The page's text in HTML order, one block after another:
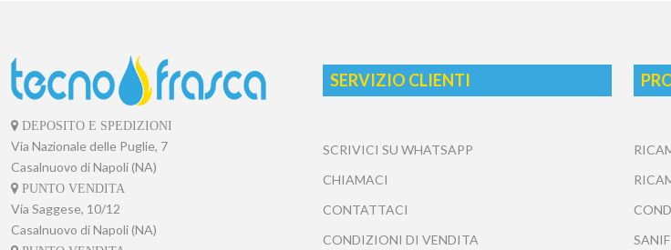
DEPOSITO E SPEDIZIONI
Via Nazionale delle Puglie, 7
Casalnuovo di Napoli (NA)
PUNTO VENDITA
Via Saggese, 10/12
Casalnuovo di Napoli (NA)
SERVIZIO CLIENTI
SCRIVICI SU WHATSAPP
CHIAMACI
CONTATTACI
CONDIZIONI DI VENDITA